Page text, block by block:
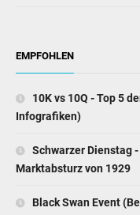
EMPFOHLEN
10K vs 10Q - Top 5
Infografiken)
Schwarzer Dienstag
Marktabsturz von 1929
Black Swan Event